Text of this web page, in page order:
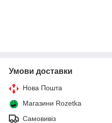
Умови доставки
Нова Пошта
Магазини Rozetka
Самовивіз